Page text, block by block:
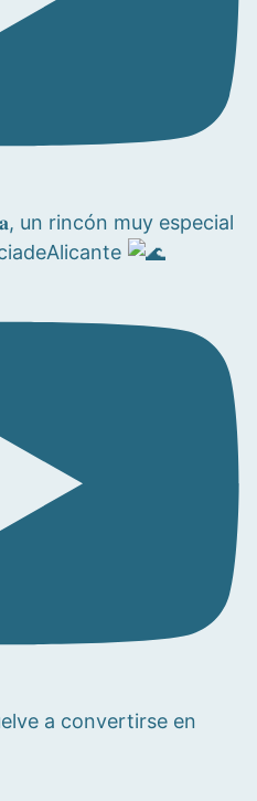
un rincón muy especial
a convertirse en